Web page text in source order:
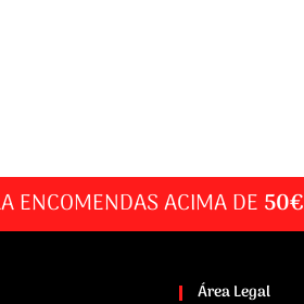
ENCOMENDAS ACIMA DE 50€
Área Legal